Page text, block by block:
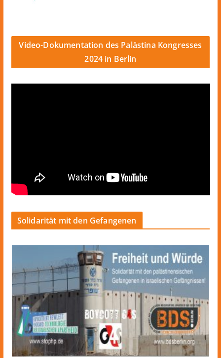
Video-Dokumentation des Palästina Kongresses
2024 in Berlin
Solidarität mit den Gefangenen